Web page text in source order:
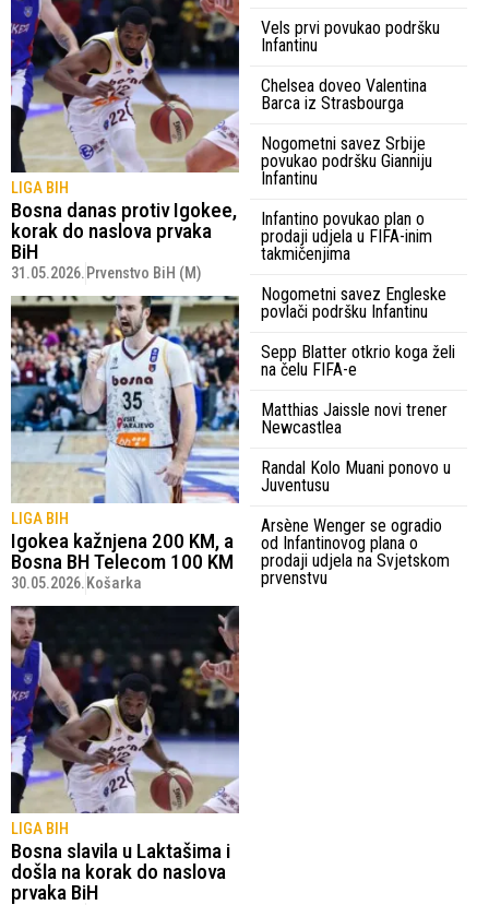
LIGA BIH
Bosna danas protiv Igokee,
korak do naslova prvaka
BiH
31.05.2026. Prvenstvo BiH (M)
LIGA BIH
Igokea kažnjena 200 KM, a
Bosna BH Telecom 100 KM
30.05.2026. Košarka
LIGA BIH
Bosna slavila u Laktašima i
došla na korak do naslova
prvaka BiH
Vels prvi povukao podršku
Infantinu
Chelsea doveo Valentina
Barca iz Strasbourga
Nogometni savez Srbije
povukao podršku Gianniju
Infantinu
Infantino povukao plan o
prodaji udjela u FIFA-inim
takmičenjima
Nogometni savez Engleske
povlači podršku Infantinu
Sepp Blatter otkrio koga želi
na čelu FIFA-e
Matthias Jaissle novi trener
Newcastlea
Randal Kolo Muani ponovo u
Juventusu
Arsène Wenger se ogradio
od Infantinovog plana o
prodaji udjela na Svjetskom
prvenstvu